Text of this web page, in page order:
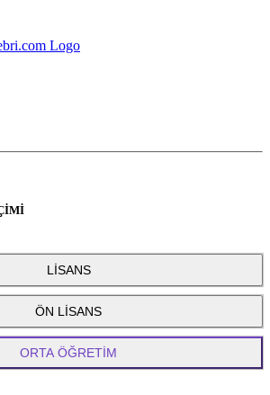
LİSANS
ÖN LİSANS
ORTA ÖĞRETİM